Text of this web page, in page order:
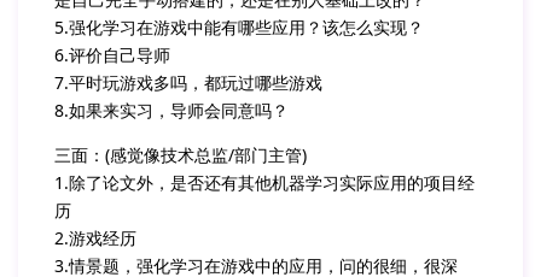
5.强化学习在游戏中能有哪些应用？该怎么实现？
6.评价自己导师
7.平时玩游戏多吗，都玩过哪些游戏
8.如果来实习，导师会同意吗？
三面：(感觉像技术总监/部门主管)
1.除了论文外，是否还有其他机器学习实际应用的项目经
历
2.游戏经历
3.情景题，强化学习在游戏中的应用，问的很细，很深